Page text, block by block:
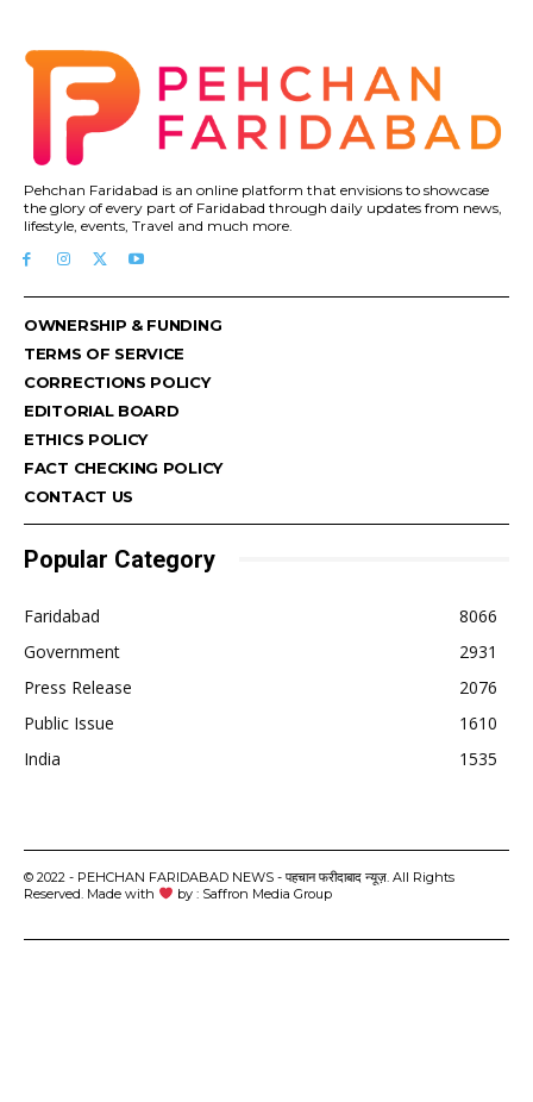
Pehchan Faridabad is an online platform that envisions to showcase
the glory of every part of Faridabad through daily updates from news,
lifestyle, events, Travel and much more.
OWNERSHIP & FUNDING
TERMS OF SERVICE
CORRECTIONS POLICY
EDITORIAL BOARD
ETHICS POLICY
FACT CHECKING POLICY
CONTACT US
Popular Category
Faridabad
8066
Government
2931
Press Release
2076
Public Issue
1610
India
1535
© 2022 - PEHCHAN FARIDABAD NEWS - पहचान फरीदाबाद न्यूज़. All Rights
Reserved. Made with
by : Saffron Media Group